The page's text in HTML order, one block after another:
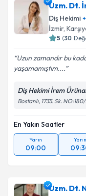
Uzm. Dt.
Diş Hekimi +
İzmir,
5 (30
Uzun zamandır bu
yaşamamıştım....
Diş Hekimi İrem
Bostanlı, 1735. Sk.
En Yakın Saatler
Yarın
09:00
Yarın
Uzm. Dt.